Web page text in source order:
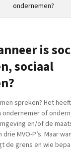
ondernemen?
is
sociaal
spreken? Het
ondernemer of
en/of de
MVO-P’s. Maar
de grens en wie